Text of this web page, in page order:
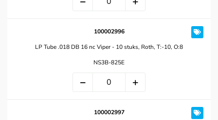
100002996
LP Tube .018 DB 16 nc Viper - 10 stuks, Roth, T:-10, O:8
NS3B-825E
100002997